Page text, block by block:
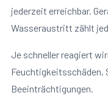
jederzeit erreichbar.
Wasseraustritt zählt
Je schneller reagiert
Feuchtigkeitsschäden,
Beeinträchtigungen.